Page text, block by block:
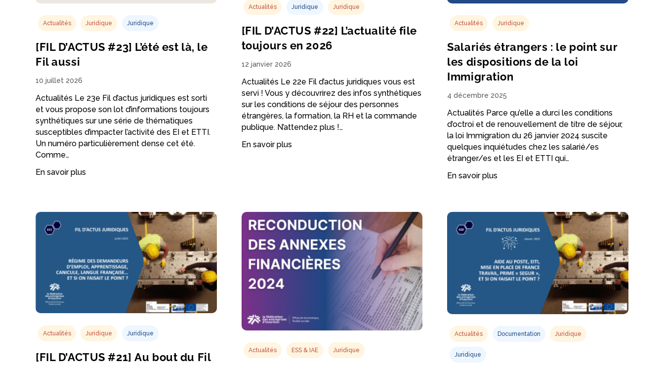
Actualités Juridique Juridique
[FIL D’ACTUS #23] L’été est là, le
Fil aussi
10 juillet 2026
Actualités Le 23e Fil d’actus juridiques est sorti
et vous propose son lot d’informations toujours
synthétiques sur une série de thématiques
susceptibles d’impacter l’activité des EI et ETTI.
Un numéro particulièrement dense cet été.
Comme…
En savoir plus
Actualités Juridique Juridique
[FIL D’ACTUS #22] L’actualité file
toujours en 2026
12 janvier 2026
Actualités Le 22e Fil d’actus juridiques vous est
servi ! Vous y découvrirez des infos synthétiques
sur les conditions de séjour des personnes
étrangères, la formation, la RH et la commande
publique. N’attendez plus !…
En savoir plus
Actualités Juridique
Salariés étrangers : le point sur
les dispositions de la loi
Immigration
4 décembre 2025
Actualités Parce qu’elle a durci les conditions
d’octroi et de renouvellement de titre de séjour,
la loi Immigration du 26 janvier 2024 suscite
quelques inquiétudes chez les salarié/es
étranger/es et les EI et ETTI qui…
En savoir plus
Actualités Juridique Juridique
[FIL D’ACTUS #21] Au bout du Fil
Actualités ESS & IAE Juridique
Actualités Documentation Juridique
Juridique